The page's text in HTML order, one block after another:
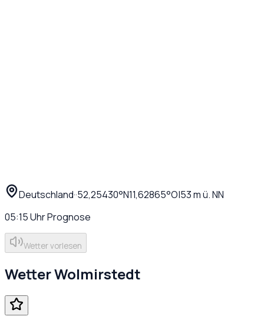
Deutschland··52,25430°N11,62865°O|53m ü. NN
05:15UhrPrognose
Wetter vorlesen
WetterWolmirstedt